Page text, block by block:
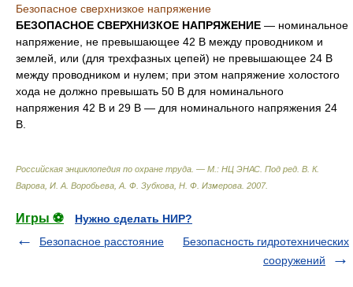
Безопасное сверхнизкое напряжение
БЕЗОПАСНОЕ СВЕРХНИЗКОЕ НАПРЯЖЕНИЕ — номинальное
напряжение, не превышающее 42 В между проводником и
землей, или (для трехфазных цепей) не превышающее 24 В
между проводником и нулем; при этом напряжение холостого
хода не должно превышать 50 В для номинального
напряжения 42 В и 29 В — для номинального напряжения 24
В.
Российская энциклопедия по охране труда. — М.: НЦ ЭНАС Под ред. В. К.
Варова, И. А. Воробьева, А. Ф. Зубкова, Н. Ф. Измерова 2007.
Игры ⚽
Нужно сделать НИР?
Безопасное расстояние
Безопасность гидротехнических
сооружений